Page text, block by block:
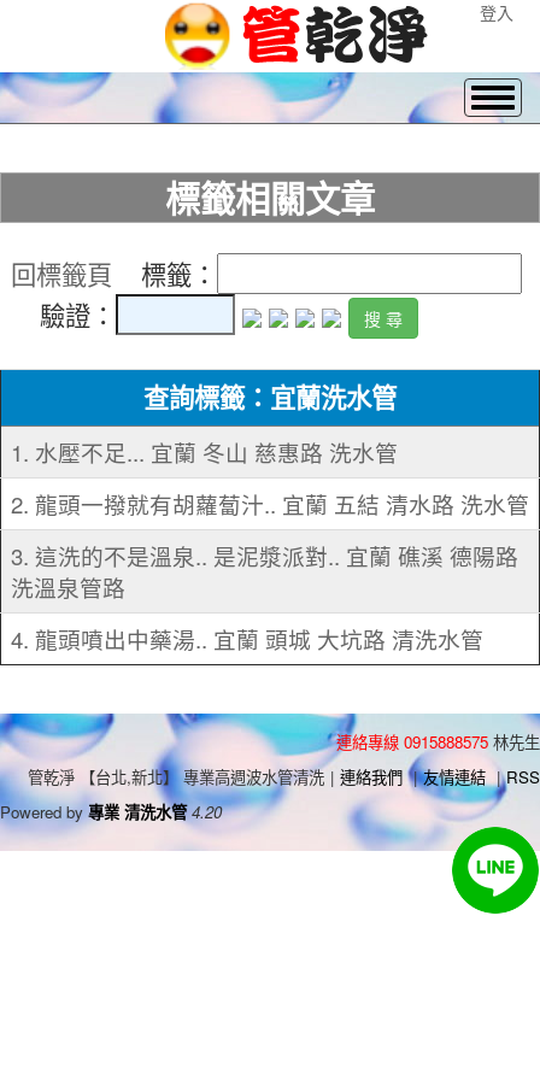
登入
標籤相關文章
回標籤頁 標籤：
驗證：
查詢標籤：宜蘭洗水管
1. 水壓不足... 宜蘭 冬山 慈惠路 洗水管
2. 龍頭一撥就有胡蘿蔔汁.. 宜蘭 五結 清水路 洗水管
3. 這洗的不是溫泉.. 是泥漿派對.. 宜蘭 礁溪 德陽路
洗溫泉管路
4. 龍頭噴出中藥湯.. 宜蘭 頭城 大坑路 清洗水管
連絡專線 0915888575 林先生
管乾淨 【台北,新北】 專業高週波水管清洗 | 連絡我們 | 友情連結 | RSS
Powered by 專業 清洗水管 4.20